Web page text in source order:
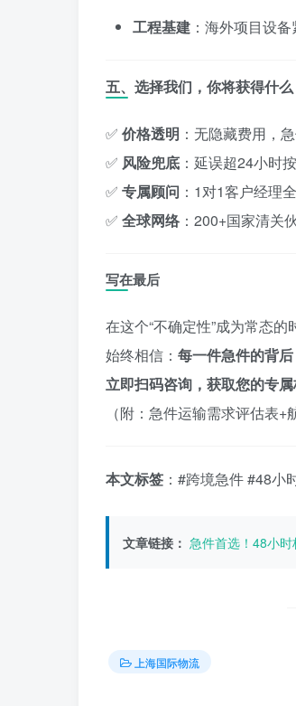
工程基建 ：海外项目设备
五、选择我们，你将获得什么
✅ 价格透明 ：无隐藏费用，
✅ 风险兜底 ：延误超24小时
✅ 专属顾问 ：1对1客户经理
✅ 全球网络：200+国家清关
写在最后
在这个“不确定性”成为常态的
始终相信： 每一件急件的背
立即扫码咨询，获取您的专
（附：急件运输需求评估表+
本文标签 ：#跨境急件 #48
文章链接： 急件首选！48小
上海国际物流